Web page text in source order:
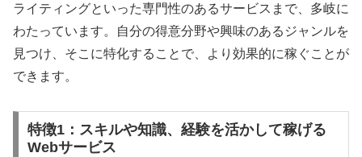
ライティングといった専門性のあるサービスまで、多岐に
わたっています。自分の得意分野や興味のあるジャンルを
見つけ、そこに特化することで、より効果的に稼ぐことが
できます。
特徴1：スキルや知識、経験を活かして稼げる
Webサービス